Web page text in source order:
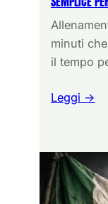
minuti
il tempo
Leggi →